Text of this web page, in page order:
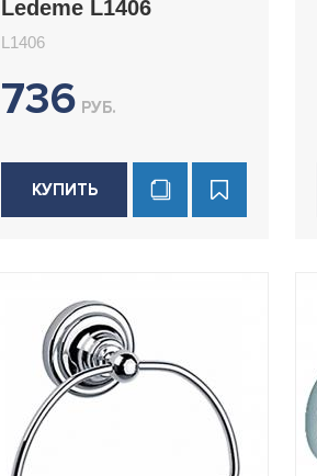
Ledeme L1406
L1406
736 РУБ.
КУПИТЬ